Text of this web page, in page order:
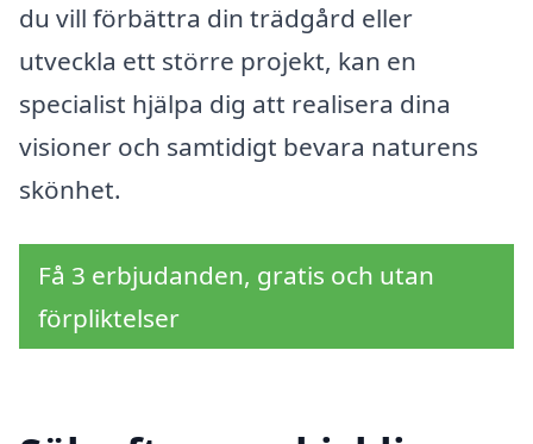
du vill förbättra din trädgård eller
utveckla ett större projekt, kan en
specialist hjälpa dig att realisera dina
visioner och samtidigt bevara naturens
skönhet.
Få 3 erbjudanden, gratis och utan
förpliktelser